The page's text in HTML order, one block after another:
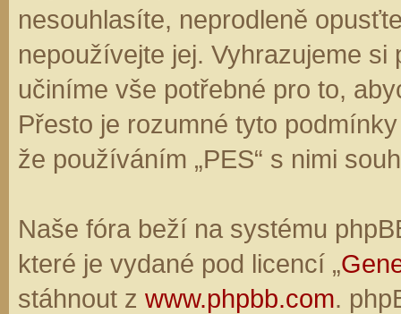
nesouhlasíte, neprodleně
nepoužívejte jej. Vyhrazujeme
učiníme vše potřebné pro to,
Přesto je rozumné tyto
že používáním „PES“ s nimi
Naše fóra beží na systému
které je vydané pod licencí „
stáhnout z www.phpbb.com.